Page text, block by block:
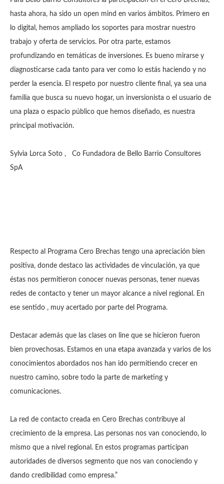
hasta ahora, ha sido un open mind en varios ámbitos. Primero en
lo digital, hemos ampliado los soportes para mostrar nuestro
trabajo y oferta de servicios. Por otra parte, estamos
profundizando en temáticas de inversiones. Es bueno mirarse y
diagnosticarse cada tanto para ver como lo estás haciendo y no
perder la esencia. El respeto por nuestro cliente final, ya sea una
familia que busca su nuevo hogar, un inversionista o el usuario de
una plaza o espacio público que hemos diseñado, es nuestra
principal motivación.
Sylvia Lorca Soto , Co Fundadora de Bello Barrio Consultores
SpA
Respecto al Programa Cero Brechas tengo una apreciación bien
positiva, donde destaco las actividades de vinculación, ya que
éstas nos permitieron conocer nuevas personas, tener nuevas
redes de contacto y tener un mayor alcance a nivel regional. En
ese sentido , muy acertado por parte del Programa.
Destacar además que las clases on line que se hicieron fueron
bien provechosas. Estamos en una etapa avanzada y varios de los
conocimientos abordados nos han ido permitiendo crecer en
nuestro camino, sobre todo la parte de marketing y
comunicaciones.
La red de contacto creada en Cero Brechas contribuye al
crecimiento de la empresa. Las personas nos van conociendo, lo
mismo que a nivel regional. En estos programas participan
autoridades de diversos segmento que nos van conociendo y
dando credibilidad como empresa.”